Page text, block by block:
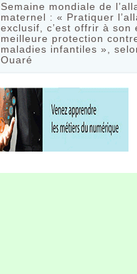
Semaine mondiale de
maternel : « Pratiquer
exclusif, c’est offrir à son
meilleure protection
maladies infantiles »,
Ouaré